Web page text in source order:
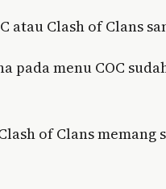
atau Clash of Clans
menu COC
of Clans